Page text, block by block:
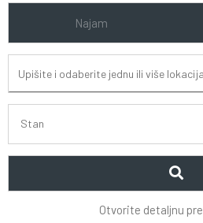
Najam
Stan
Otvorite detaljnu